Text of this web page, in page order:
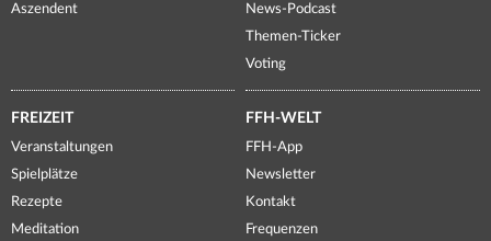
Aszendent
News-Podcast
Themen-Ticker
Voting
FREIZEIT
Veranstaltungen
Spielplätze
Rezepte
Meditation
FFH-WELT
FFH-App
Newsletter
Kontakt
Frequenzen